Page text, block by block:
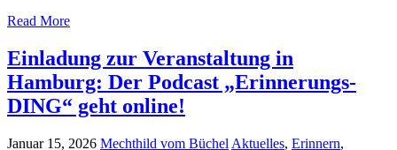
Read More
Einladung zur Veranstaltung in
Hamburg: Der Podcast „Erinnerungs-
DING“ geht online!
Januar 15, 2026 Mechthild vom Büchel Aktuelles, Erinnern,